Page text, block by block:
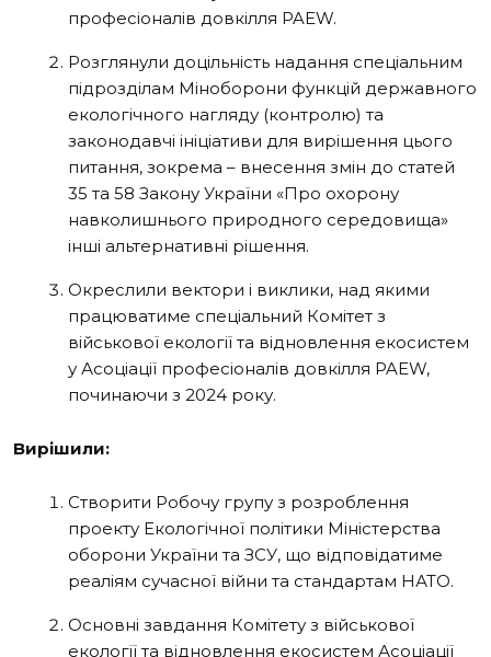
професіоналів довкілля PAEW.
Розглянули доцільність надання спеціальним
підрозділам Міноборони функцій державного
екологічного нагляду (контролю) та
законодавчі ініціативи для вирішення цього
питання, зокрема – внесення змін до статей
35 та 58 Закону України «Про охорону
навколишнього природного середовища»
інші альтернативні рішення.
Окреслили вектори і виклики, над якими
працюватиме спеціальний Комітет з
військової екології та відновлення екосистем
у Асоціації професіоналів довкілля PAEW,
починаючи з 2024 року.
Вирішили:
Створити Робочу групу з розроблення
проекту Екологічної політики Міністерства
оборони України та ЗСУ, що відповідатиме
реаліям сучасної війни та стандартам НАТО.
Основні завдання Комітету з військової
екології та відновлення екосистем Асоціації